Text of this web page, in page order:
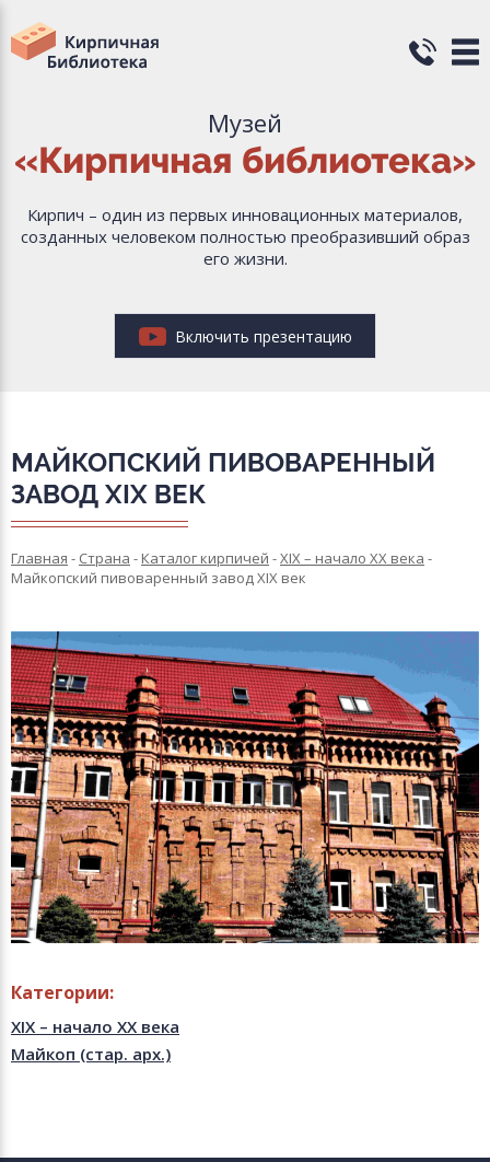
Музей
«Кирпичная библиотека»
Кирпич – один из первых инновационных материалов,
созданных человеком полностью преобразивший образ
его жизни.
Включить презентацию
МАЙКОПСКИЙ ПИВОВАРЕННЫЙ
ЗАВОД XIX ВЕК
Главная - Страна - Каталог кирпичей -XIX – начало XX века -
Майкопский пивоваренный завод XIX век
Категории:
XIX – начало XX века
Майкоп (стар. арх.)